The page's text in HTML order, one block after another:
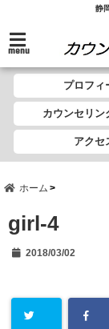
静
menu
プロフィ
カウンセリン
アクセ
ホーム
girl-4
2018/03/02